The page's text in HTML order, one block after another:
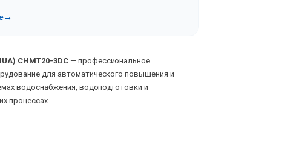
→
CHMT20-3DC— профессиональное
для автоматического повышения и
водоснабжения, водоподготовки и
процессах.